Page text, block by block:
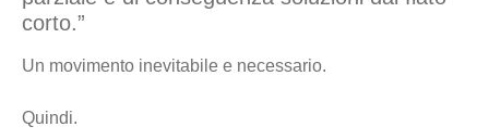
corto.”
Un movimento inevitabile e necessario.
Quindi.